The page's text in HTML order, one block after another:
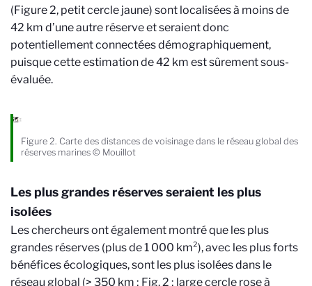
(Figure 2, petit cercle jaune) sont localisées à moins de
42 km d’une autre réserve et seraient donc
potentiellement connectées démographiquement,
puisque cette estimation de 42 km est sûrement sous-
évaluée.
Figure 2. Carte des distances de voisinage dans le réseau global des
réserves marines © Mouillot
Les plus grandes réserves seraient les plus
isolées
Les chercheurs ont également montré que les plus
grandes réserves (plus de 1 000 km²), avec les plus forts
bénéfices écologiques, sont les plus isolées dans le
réseau global (> 350 km ; Fig. 2 ; large cercle rose à